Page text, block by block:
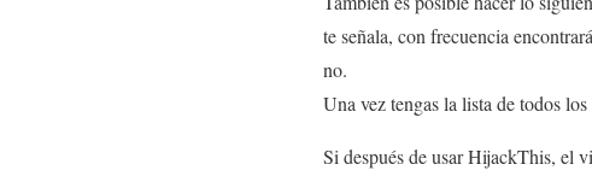
te señala, con frecuencia
no.
Una vez tengas la lista de todos
Si después de usar HijackThis, el